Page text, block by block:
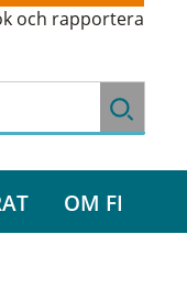
och rapportera
OM FI